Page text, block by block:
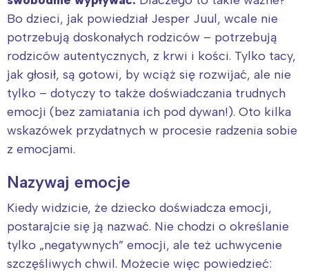
Bo dzieci, jak powiedział Jesper Juul, wcale nie
potrzebują doskonałych rodziców – potrzebują
rodziców autentycznych, z krwi i kości. Tylko tacy,
jak głosił, są gotowi, by wciąż się rozwijać, ale nie
tylko – dotyczy to także doświadczania trudnych
emocji (bez zamiatania ich pod dywan!). Oto kilka
wskazówek przydatnych w procesie radzenia sobie
z emocjami.
Nazywaj emocje
Kiedy widzicie, że dziecko doświadcza emocji,
postarajcie się ją nazwać. Nie chodzi o określanie
tylko „negatywnych” emocji, ale też uchwycenie
szczęśliwych chwil. Możecie więc powiedzieć: